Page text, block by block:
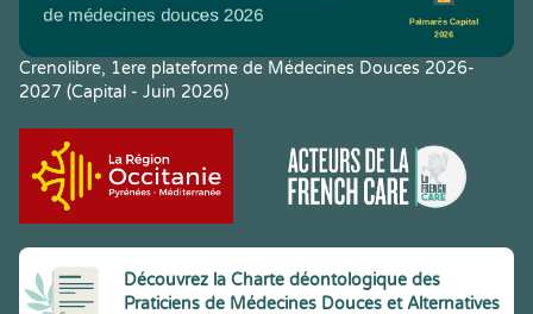
Crenolibre, 1ere plateforme de Médecines Douces 2026-
2027 (Capital - Juin 2026)
Découvrez la Charte déontologique des
Praticiens de Médecines Douces et Alternatives